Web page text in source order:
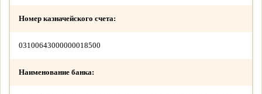
Номер казначейского счета:
03100643000000018500
Наименование банка: